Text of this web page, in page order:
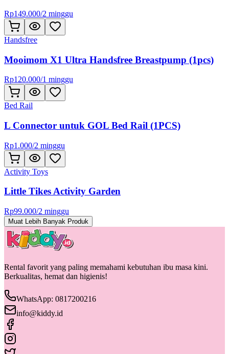
Rp149.000/2 minggu
Handsfree
Mooimom X1 Ultra Handsfree Breastpump (1pcs)
Rp120.000/1 minggu
Bed Rail
L Connector untuk GOL Bed Rail (1PCS)
Rp1.000/2 minggu
Activity Toys
Little Tikes Activity Garden
Rp99.000/2 minggu
Muat Lebih Banyak Produk
Rental favorit yang paling memahami kebutuhan ibu masa kini.
Berkualitas, hemat dan higienis!
WhatsApp: 0817200216
info@kiddy.id